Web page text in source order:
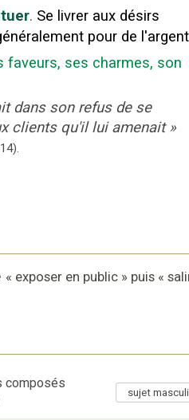
. Se livrer aux désirs
pour de
faveurs, ses charmes, son
dans son refus de se
clients qu'il lui amenait »
« exposer en public » puis «
composés